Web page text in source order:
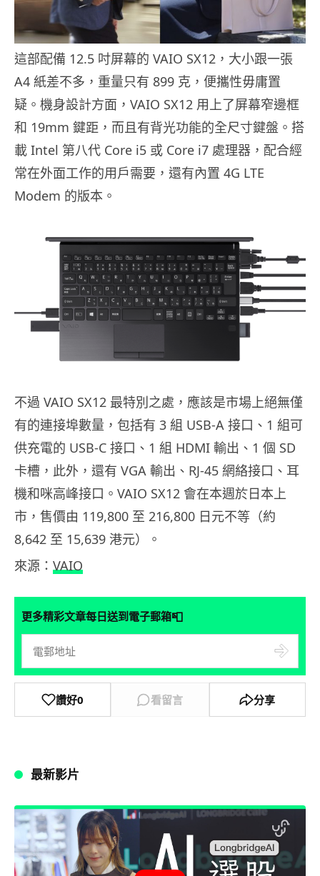
這部配備 12.5 吋屏幕的 VAIO SX12，大小跟一張
A4 紙差不多，重量只有 899 克，便攜性毋庸置
疑。機身設計方面，VAIO SX12 用上了屏幕窄邊框
和 19mm 鍵距，而且有背光功能的全尺寸鍵盤。搭
載 Intel 第八代 Core i5 或 Core i7 處理器，配合經
常在外面工作的用戶需要，還有內置 4G LTE
Modem 的版本。
不過 VAIO SX12 最特別之處，應該是市場上絕無僅
有的連接埠數量，包括有 3 組 USB-A 接口、1 組可
供充電的 USB-C 接口、1 組 HDMI 輸出、1 個 SD
卡槽，此外，還有 VGA 輸出、RJ-45 網絡接口、耳
機和咪高峰接口。VAIO SX12 會在本週於日本上
市，售價由 119,800 至 216,800 日元不等（約
8,642 至 15,639 港元）。
來源： VAIO
更多精彩文章每日送到電子郵箱📮
讚好0 看留言 分享
最新影片